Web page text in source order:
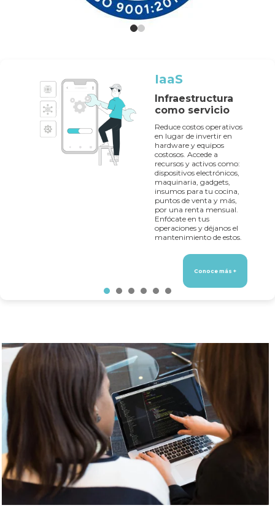
IaaS
Infraestructura
como servicio
Reduce costos operativos
en lugar de invertir en
hardware y equipos
costosos. Accede a
recursos y activos como:
dispositivos electrónicos,
maquinaria, gadgets,
insumos para tu cocina,
puntos de venta y más,
por una renta mensual.
Enfócate en tus
operaciones y déjanos el
mantenimiento de estos.
Conoce más +